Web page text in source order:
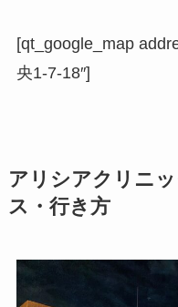
[qt_google_map
央1-7-18″]
アリシアクリニ
ス・行き方